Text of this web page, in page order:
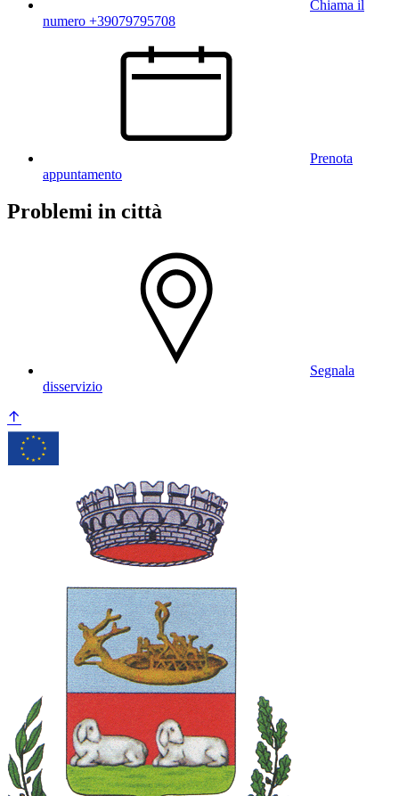
Chiama il
numero +39079795708
Prenota
appuntamento
Problemi in città
Segnala
disservizio